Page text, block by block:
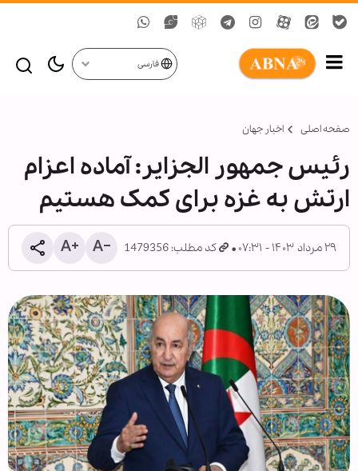
فارسی
صفحه اصلی اخبار جهان
رئیس جمهور الجزایر: آماده اعزام
ارتش به غزه برای کمک هستیم
۲۹ مرداد ۱۴۰۳ - ۰۷:۳۱ کد مطلب: 1479356